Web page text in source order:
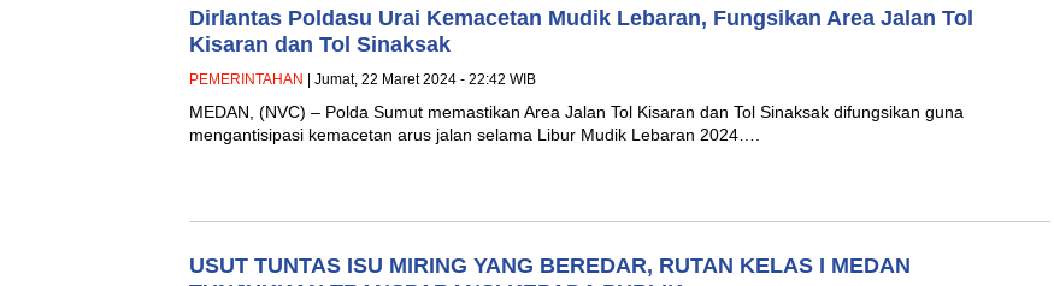
Dirlantas Poldasu Urai Kemacetan Mudik Lebaran, Fungsikan Area Jalan Tol
Kisaran dan Tol Sinaksak
PEMERINTAHAN | Jumat, 22 Maret 2024 - 22:42 WIB
MEDAN, (NVC) – Polda Sumut memastikan Area Jalan Tol Kisaran dan Tol Sinaksak difungsikan guna
mengantisipasi kemacetan arus jalan selama Libur Mudik Lebaran 2024….
USUT TUNTAS ISU MIRING YANG BEREDAR, RUTAN KELAS I MEDAN